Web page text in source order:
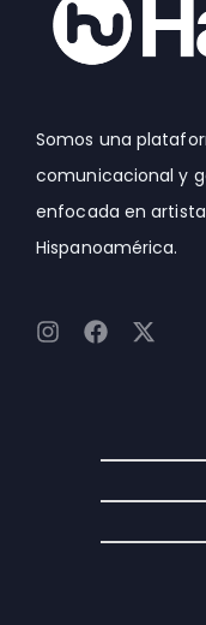
Somos una
comunicacional y
enfocada en
Hispanoamérica.
I
F
k
X
e